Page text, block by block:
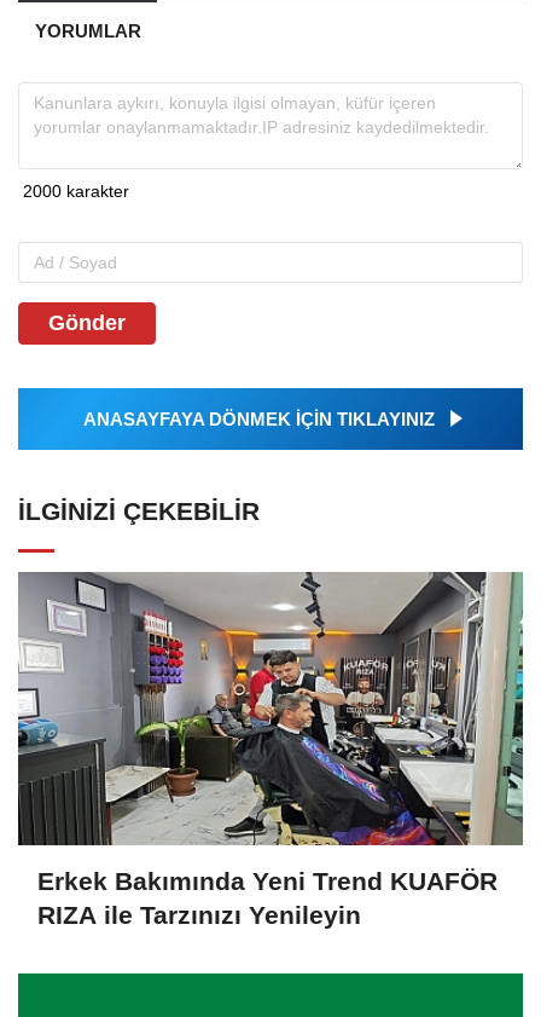
YORUMLAR
Gönder
ANASAYFAYA DÖNMEK İÇİN TIKLAYINIZ
İLGINIZI ÇEKEBILIR
Erkek Bakımında Yeni Trend KUAFÖR
RIZA ile Tarzınızı Yenileyin